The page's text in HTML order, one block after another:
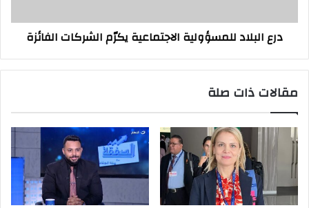
درع البلاد للمسؤولية الاجتماعية يكرّم الشركات الفائزة
مقالات ذات صلة